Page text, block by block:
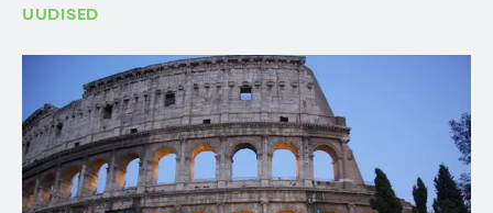
UUDISED